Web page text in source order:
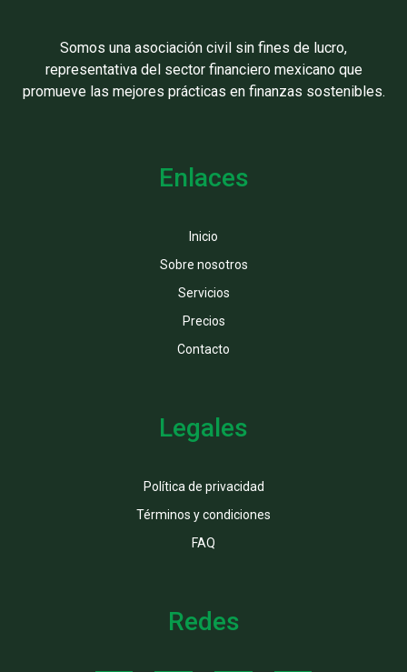
Somos una asociación civil sin fines de lucro,
representativa del sector financiero mexicano que
promueve las mejores prácticas en finanzas sostenibles.
Enlaces
Inicio
Sobre nosotros
Servicios
Precios
Contacto
Legales
Política de privacidad
Términos y condiciones
FAQ
Redes